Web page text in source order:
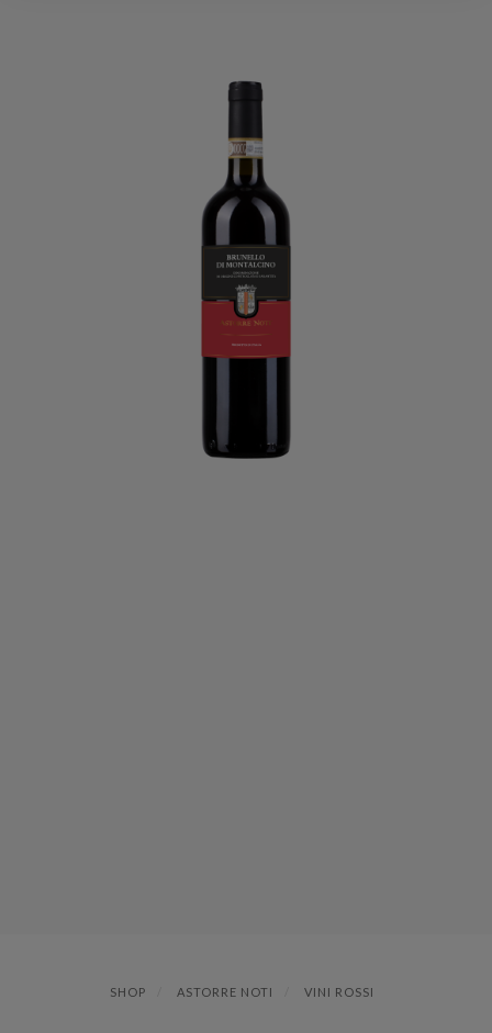
SHOP ASTORRE NOTI VINI ROSSI